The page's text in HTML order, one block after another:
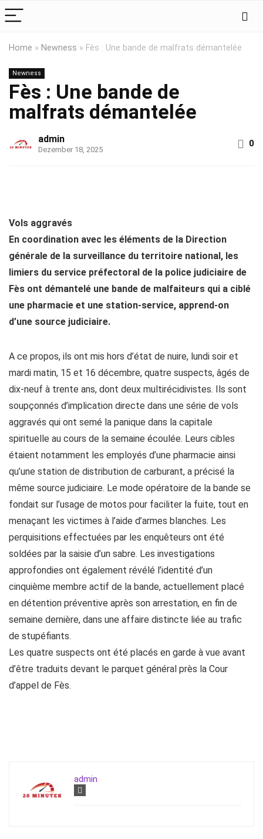
Home » Newness » Fès : Une bande de malfrats démantelée
Newness
Fès : Une bande de
malfrats démantelée
admin
Dezember 18, 2025
0
Vols aggravés
En coordination avec les éléments de la Direction
générale de la surveillance du territoire national, les
limiers du service préfectoral de la police judiciaire de
Fès ont démantelé une bande de malfaiteurs qui a ciblé
une pharmacie et une station-service, apprend-on
d’une source judiciaire.
A ce propos, ils ont mis hors d’état de nuire, lundi soir et
mardi matin, 15 et 16 décembre, quatre suspects, âgés de
dix-neuf à trente ans, dont deux multirécidivistes. Ils sont
soupçonnés d’implication directe dans une série de vols
aggravés qui ont semé la panique dans la capitale
spirituelle au cours de la semaine écoulée. Leurs cibles
étaient notamment les employés d’une pharmacie ainsi
qu’une station de distribution de carburant, a précisé la
même source judiciaire. Le mode opératoire de la bande se
fondait sur l’usage de motos pour faciliter la fuite, tout en
menaçant les victimes à l’aide d’armes blanches. Les
perquisitions effectuées par les enquêteurs ont été
soldées par la saisie d’un sabre. Les investigations
approfondies ont également révélé l’identité d’un
cinquième membre actif de la bande, actuellement placé
en détention préventive après son arrestation, en fin de
semaine dernière, dans une affaire distincte liée au trafic
de stupéfiants.
Les quatre suspects ont été placés en garde à vue avant
d’être traduits devant le parquet général près la Cour
d’appel de Fès.
admin